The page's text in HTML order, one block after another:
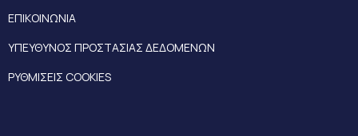
ΕΠΙΚΟΙΝΩΝΙΑ
ΥΠΕΥΘΥΝΟΣ ΠΡΟΣΤΑΣΙΑΣ ΔΕΔΟΜΕΝΩΝ
ΡΥΘΜΙΣΕΙΣ COOKIES